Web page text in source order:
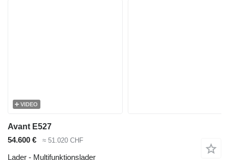
VIDEO
Avant E527
54.600 €
≈ 51.020 CHF
Lader - Multifunktionslader